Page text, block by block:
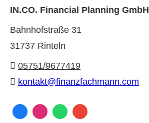
IN.CO. Financial Planning GmbH
Bahnhofstraße 31
31737 Rinteln
05751/9677419
kontakt@finanzfachmann.com